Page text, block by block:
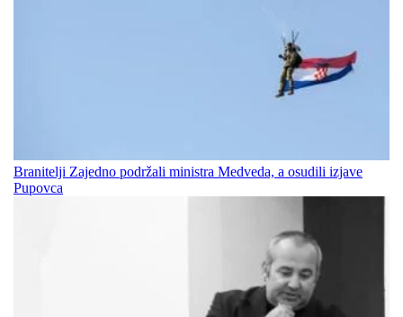
Branitelji Zajedno podržali ministra Medveda, a osudili izjave
Pupovca